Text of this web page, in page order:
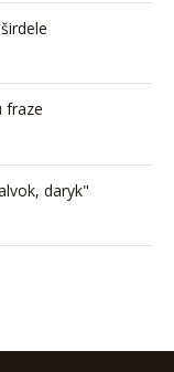
fraze
daryk"